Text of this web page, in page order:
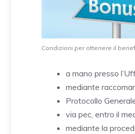
Condizioni per ottenere il
a mano presso
mediante
Protocollo
via pec, entro il
mediante la